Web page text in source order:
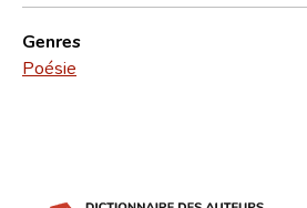
Genres
Poésie